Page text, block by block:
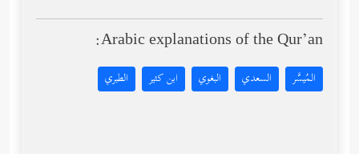
Arabic explanations of the Qur’an:
المُيسَّر السعدي البغوي ابن كثير الطبري